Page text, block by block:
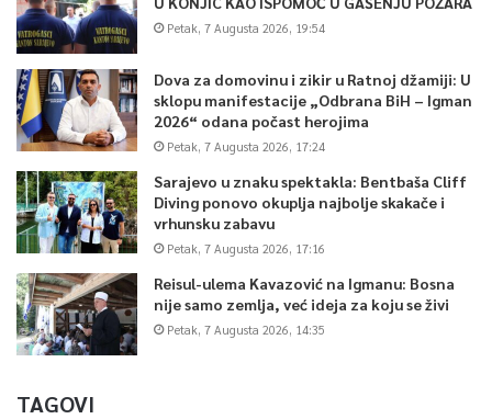
Petak, 7 Augusta 2026, 19:54
Dova za domovinu i zikir u Ratnoj džamiji: U
sklopu manifestacije „Odbrana BiH – Igman
2026“ odana počast herojima
Petak, 7 Augusta 2026, 17:24
Sarajevo u znaku spektakla: Bentbaša Cliff
Diving ponovo okuplja najbolje skakače i
vrhunsku zabavu
Petak, 7 Augusta 2026, 17:16
Reisul-ulema Kavazović na Igmanu: Bosna
nije samo zemlja, već ideja za koju se živi
Petak, 7 Augusta 2026, 14:35
TAGOVI